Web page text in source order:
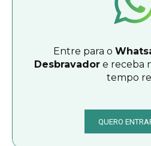
Entre para o
Desbravador e receba
tempo
QUERO